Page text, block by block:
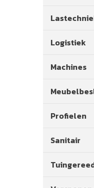
Logistiek
Machines
Profielen
Sanitair